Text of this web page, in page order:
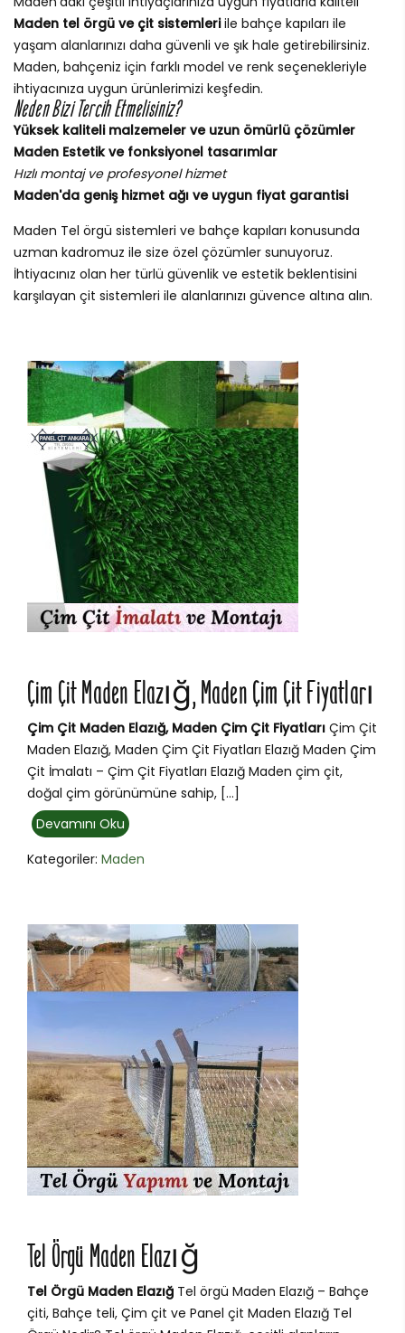
Maden tel örgü ve çit sistemleriile bahçe kapıları ile
yaşam alanlarınızı daha güvenli ve şık hale getirebilirsiniz.
Maden, bahçeniz için farklı model ve renk seçenekleriyle
ihtiyacınıza uygun ürünlerimizi keşfedin.
Neden Bizi Tercih Etmelisiniz?
Yüksek kaliteli malzemeler ve uzun ömürlü çözümler
Maden Estetik ve fonksiyonel tasarımlar
Hızlı montaj ve profesyonel hizmet
Maden'da geniş hizmet ağı ve uygun fiyat garantisi
Maden Tel örgü sistemleri ve bahçe kapıları konusunda
uzman kadromuz ile size özel çözümler sunuyoruz.
İhtiyacınız olan her türlü güvenlik ve estetik beklentisini
karşılayan çit sistemleri ile alanlarınızı güvence altına alın.
Çim Çit Maden Elazığ, Maden Çim Çit Fiyatları
Çim Çit Maden Elazığ, Maden Çim Çit Fiyatları Çim Çit
Maden Elazığ, Maden Çim Çit Fiyatları Elazığ Maden Çim
Çit İmalatı – Çim Çit Fiyatları Elazığ Maden çim çit,
doğal çim görünümüne sahip, […]
Devamını Oku
Kategoriler: Maden
Tel Örgü Maden Elazığ
Tel Örgü Maden Elazığ Tel örgü Maden Elazığ – Bahçe
çiti, Bahçe teli, Çim çit ve Panel çit Maden Elazığ Tel